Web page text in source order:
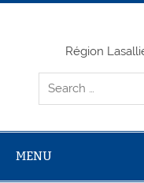
Skip
Région
MENU